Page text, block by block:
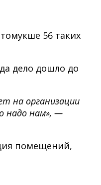
56 таких
дело дошло до
на организации
надо нам», —
помещений,